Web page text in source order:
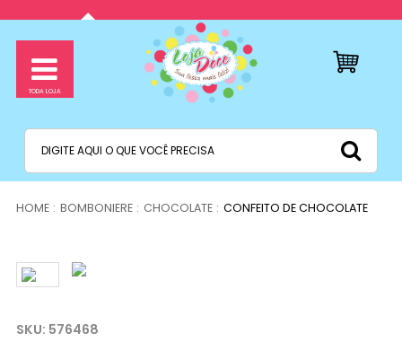
BOMBONIERE CHOCOLATE CONFEITO DE CHOCOLATE
576468